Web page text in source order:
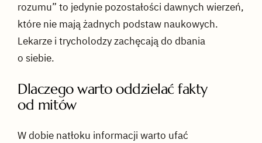
rozumu” to jedynie pozostałości dawnych wierzeń,
które nie mają żadnych podstaw naukowych.
Lekarze i trycholodzy zachęcają do dbania
o siebie.
Dlaczego warto oddzielać fakty
od mitów
W dobie natłoku informacji warto ufać